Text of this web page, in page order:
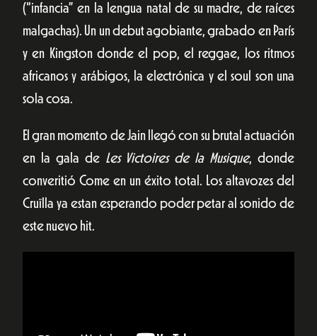
(“infancia” en la lengua natal de su madre, de raíces
malgachas). Un un debut agobiante, grabado en París
y en Kingston donde el pop, el reggae, los ritmos
africanos y arábigos, la electrónica y el soul son una
sola cosa.
El gran momento de Jain llegó con su brutal actuación
en la gala de Les Victoires de la Musique, donde
converitió Come en un éxito total. Los altavozes del
Cruïlla ya estan esperando poder petar al sonido de
este nuevo hit.